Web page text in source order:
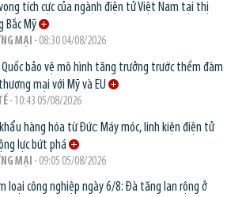
tích cực của ngành điện tử Việt Nam tại thị
Mỹ
MẠI - 08:30 04/08/2026
Quốc bảo vệ mô hình tăng trưởng trước thềm đàm
mại với Mỹ và EU
- 10:43 05/08/2026
hàng hóa từ Đức: Máy móc, linh kiện điện tử
lực bứt phá
MẠI - 09:05 05/08/2026
loại công nghiệp ngày 6/8: Đà tăng lan rộng ở